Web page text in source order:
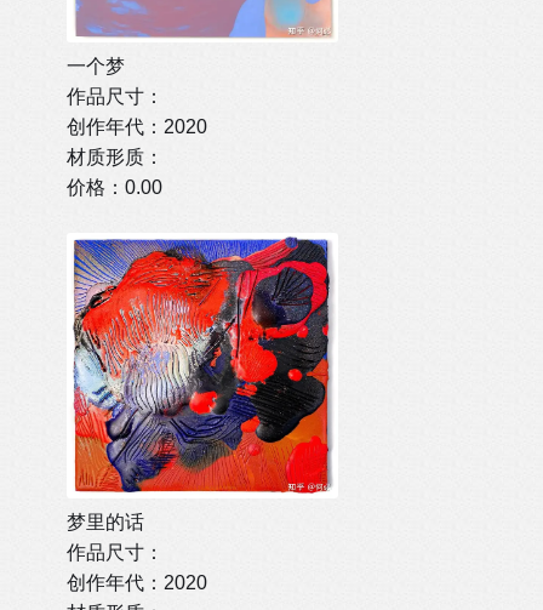
一个梦
作品尺寸：
创作年代：2020
材质形质：
价格：0.00
梦里的话
作品尺寸：
创作年代：2020